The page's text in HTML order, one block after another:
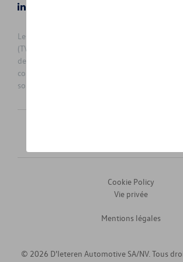
Les prix affichés sur le présent site sont des
(TVAc), hors éventuels frais de montage. Pour
de vente actuel et les éventuels frais de
contacter votre concessionnaire/agent. Les prix
sont sujets à des changements sans préavis.
Mentions légales
Cookie Policy
Vie privée
© 2026 D'Ieteren Automotive SA/NV. Tous